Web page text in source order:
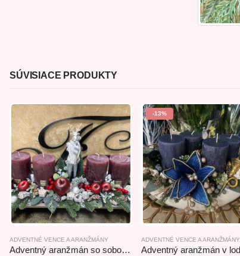
SÚVISIACE PRODUKTY
ADVENTNÉ VENCE A ARANŽMÁNY
Adventný aranžmán so sobom bordový 55x20x25,5cm
-13%
ADVENTNÉ VENCE A ARANŽMÁNY